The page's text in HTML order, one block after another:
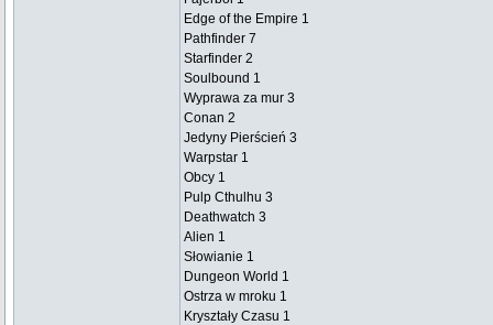
Edge of the Empire 1
Pathfinder 7
Starfinder 2
Soulbound 1
Wyprawa za mur 3
Conan 2
Jedyny Pierścień 3
Warpstar 1
Obcy 1
Pulp Cthulhu 3
Deathwatch 3
Alien 1
Słowianie 1
Dungeon World 1
Ostrza w mroku 1
Kryształy Czasu 1